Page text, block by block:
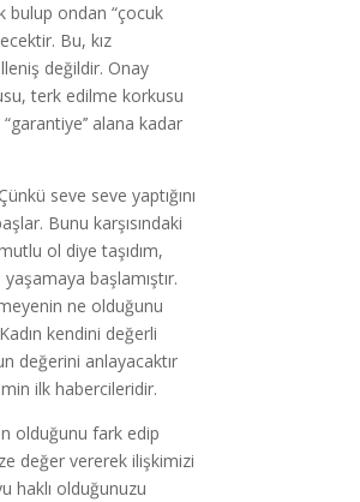
bulup ondan “çocuk
Bu, kız
değildir. Onay
terk edilme korkusu
alana kadar
seve seve yaptığını
Bunu karşısındaki
ol diye taşıdım,
başlamıştır.
ne olduğunu
kendini değerli
değerini anlayacaktır
ilk habercileridir.
olduğunu fark edip
değer vererek ilişkimizi
haklı olduğunuzu